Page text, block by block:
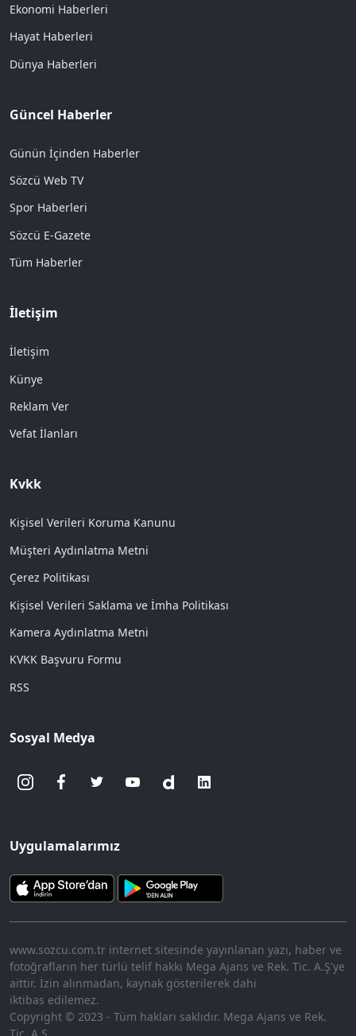
Ekonomi Haberleri
Hayat Haberleri
Dünya Haberleri
Güncel Haberler
Günün İçinden Haberler
Sözcü Web TV
Spor Haberleri
Sözcü E-Gazete
Tüm Haberler
İletişim
İletişim
Künye
Reklam Ver
Vefat İlanları
Kvkk
Kişisel Verileri Koruma Kanunu
Müşteri Aydınlatma Metni
Çerez Politikası
Kişisel Verileri Saklama ve İmha Politikası
Kamera Aydınlatma Metni
KVKK Başvuru Formu
RSS
Sosyal Medya
Uygulamalarımız
www.sozcu.com.tr internet sitesinde yayınlanan yazı, haber ve
fotoğrafların her türlü telif hakkı Mega Ajans ve Rek. Tic. A.Ş'ye
aittir. İzin alınmadan, kaynak gösterilerek dahi
iktibas edilemez.
Copyright © 2023 - Tüm hakları saklıdır. Mega Ajans ve Rek.